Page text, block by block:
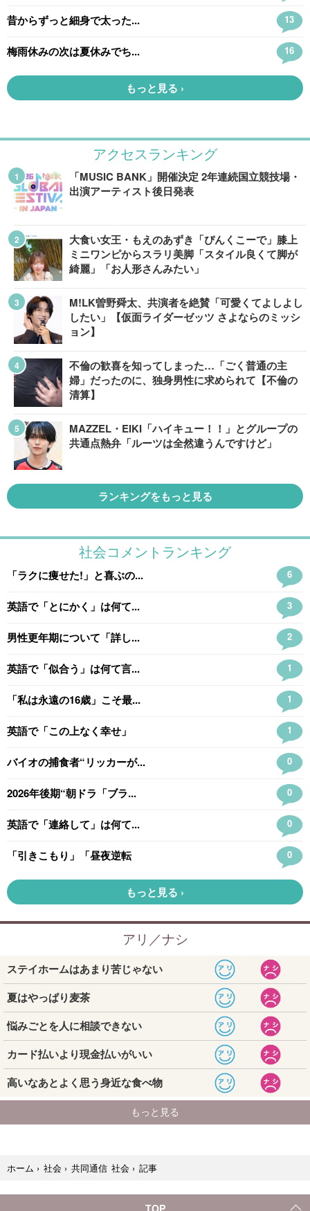
アクセスランキング
「MUSIC BANK」開催決定 2年連続国立競技場・
出演アーティスト後日発表
大食い女王・もえのあずき「ぴんくこーで」膝上
ミニワンピからスラリ美脚「スタイル良くて脚が
綺麗」「お人形さんみたい」
M!LK曽野舜太、共演者を絶賛「可愛くてよしよし
したい」【仮面ライダーゼッツ さよならのミッシ
ョン】
不倫の歓喜を知ってしまった…「ごく普通の主
婦」だったのに、独身男性に求められて【不倫の
清算】
MAZZEL・EIKI「ハイキュー！！」とグループの
共通点熱弁「ルーツは全然違うんですけど」
ランキングをもっと見る
ホーム › 社会 › 共同通信 社会 › 記事